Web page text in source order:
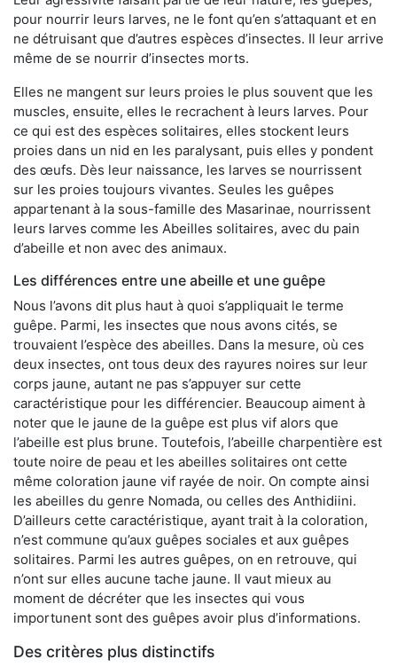
pour nourrir leurs larves, ne le font qu’en s’attaquant et en
ne détruisant que d’autres espèces d’insectes. Il leur arrive
même de se nourrir d’insectes morts.
Elles ne mangent sur leurs proies le plus souvent que les
muscles, ensuite, elles le recrachent à leurs larves. Pour
ce qui est des espèces solitaires, elles stockent leurs
proies dans un nid en les paralysant, puis elles y pondent
des œufs. Dès leur naissance, les larves se nourrissent
sur les proies toujours vivantes. Seules les guêpes
appartenant à la sous-famille des Masarinae, nourrissent
leurs larves comme les Abeilles solitaires, avec du pain
d’abeille et non avec des animaux.
Les différences entre une abeille et une guêpe
Nous l’avons dit plus haut à quoi s’appliquait le terme
guêpe. Parmi, les insectes que nous avons cités, se
trouvaient l’espèce des abeilles. Dans la mesure, où ces
deux insectes, ont tous deux des rayures noires sur leur
corps jaune, autant ne pas s’appuyer sur cette
caractéristique pour les différencier. Beaucoup aiment à
noter que le jaune de la guêpe est plus vif alors que
l’abeille est plus brune. Toutefois, l’abeille charpentière est
toute noire de peau et les abeilles solitaires ont cette
même coloration jaune vif rayée de noir. On compte ainsi
les abeilles du genre Nomada, ou celles des Anthidiini.
D’ailleurs cette caractéristique, ayant trait à la coloration,
n’est commune qu’aux guêpes sociales et aux guêpes
solitaires. Parmi les autres guêpes, on en retrouve, qui
n’ont sur elles aucune tache jaune. Il vaut mieux au
moment de décréter que les insectes qui vous
importunent sont des guêpes avoir plus d’informations.
Des critères plus distinctifs